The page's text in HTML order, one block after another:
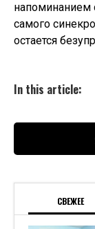
напоминанием
самого
остается
In this article:
СВЕЖЕЕ